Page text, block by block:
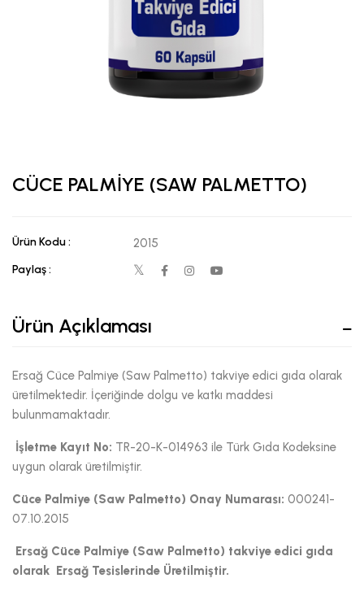
CÜCE PALMİYE (SAW PALMETTO)
Ürün Kodu : 2015
Paylaş :
Ürün Açıklaması
Ersağ Cüce Palmiye (Saw Palmetto) takviye edici gıda olarak
üretilmektedir. İçeriğinde dolgu ve katkı maddesi
bulunmamaktadır.
İşletme Kayıt No: TR-20-K-014963 ile Türk Gıda Kodeksine
uygun olarak üretilmiştir.
Cüce Palmiye (Saw Palmetto) Onay Numarası: 000241-
07.10.2015
Ersağ Cüce Palmiye (Saw Palmetto) takviye edici gıda
olarak Ersağ Tesislerinde Üretilmiştir.